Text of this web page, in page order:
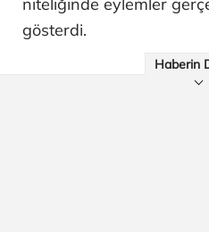
niteliğinde eylemler
gösterdi.
Haberin